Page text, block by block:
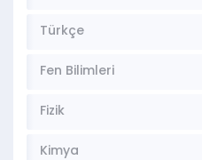
Türkçe
Fen Bilimleri
Fizik
Kimya